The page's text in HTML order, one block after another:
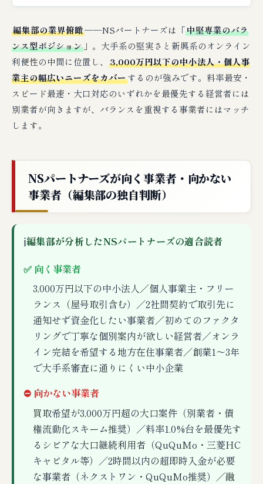
編集部の業界俯瞰──NSパートナーズは「中堅専業のバラ
ンス型ポジション 」。大手系の堅実さと新興系のオンライン
利便性の中間に位置し、 3,000万円以下の中小法人・個人事
業主の幅広いニーズをカバーするのが強みです。料率最安・
スピード最速・大口対応のいずれかを最優先する経営者には
別業者が向きますが、バランスを重視する事業者にはマッチ
します。
NSパートナーズが向く事業者・向かない
事業者（編集部の独自判断）
ℹ編集部が分析したNSパートナーズの適合読者
✅ 向く事業者
3,000万円以下の中小法人／個人事業主・フリー
ランス（屋号取引含む）／2社間契約で取引先に
通知せず資金化したい事業者／初めてのファクタ
リングで丁寧な個別案内が欲しい経営者／オンラ
イン完結を希望する地方在住事業者／創業1〜3年
で大手系審査に通りにくい中小企業
⛔ 向かない事業者
買取希望が3,000万円超の大口案件（別業者・債
権流動化スキーム推奨）／料率1.0%台を最優先す
るシビアな大口継続利用者（QuQuMo・三菱HC
キャピタル等）／2時間以内の超即時入金が必要
な事業者（ネクストワン・QuQuMo推奨）／融